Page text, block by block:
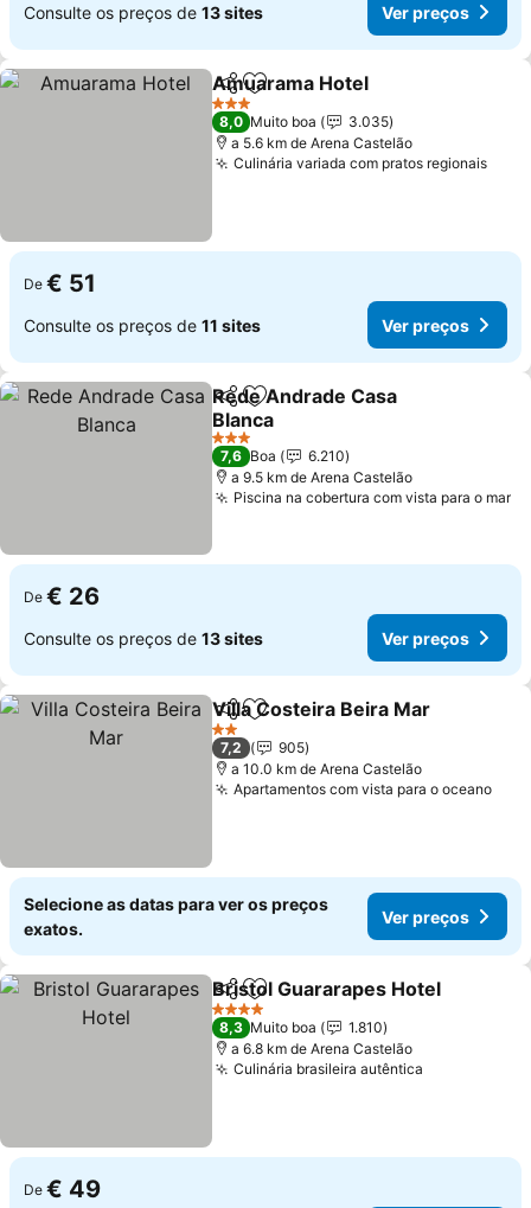
Consulte os preços de 13 sites Ver preços
PartilharAdicionar aos favoritos
Amuarama Hotel
3 Estrelas
8,0 Muito boa
3.035
a 5.6 km de Arena Castelão
Culinária variada com pratos regionais
De € 51
Consulte os preços de 11 sites Ver preços
PartilharAdicionar aos favoritos
Rede Andrade Casa
Blanca
3 Estrelas
7,6 Boa
6.210
a 9.5 km de Arena Castelão
Piscina na cobertura com vista para o mar
De € 26
Consulte os preços de 13 sites Ver preços
PartilharAdicionar aos favoritos
Villa Costeira Beira Mar
2 Estrelas
7,2
905
a 10.0 km de Arena Castelão
Apartamentos com vista para o oceano
Selecione as datas para ver os preços
exatos.
Ver preços
PartilharAdicionar aos favoritos
Bristol Guararapes Hotel
4 Estrelas
8,3 Muito boa
1.810
a 6.8 km de Arena Castelão
Culinária brasileira autêntica
De € 49